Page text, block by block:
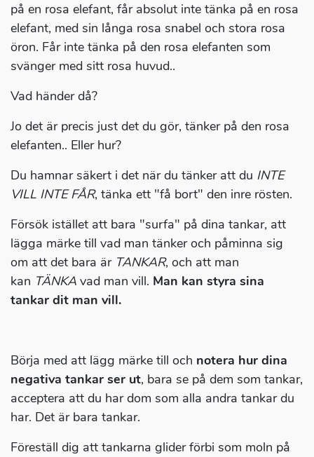
på en rosa elefant, får absolut inte tänka på en rosa
elefant, med sin långa rosa snabel och stora rosa
öron. Får inte tänka på den rosa elefanten som
svänger med sitt rosa huvud..
Vad händer då?
Jo det är precis just det du gör, tänker på den rosa
elefanten.. Eller hur?
Du hamnar säkert i det när du tänker att du INTE
VILL INTE FÅR, tänka ett "få bort" den inre rösten.
Försök istället att bara "surfa" på dina tankar, att
lägga märke till vad man tänker och påminna sig
om att det bara är TANKAR, och att man
kan TÄNKA vad man vill. Man kan styra sina
tankar dit man vill.
Börja med att lägg märke till och notera hur dina
negativa tankar ser ut, bara se på dem som tankar,
acceptera att du har dom som alla andra tankar du
har. Det är bara tankar.
Föreställ dig att tankarna glider förbi som moln på